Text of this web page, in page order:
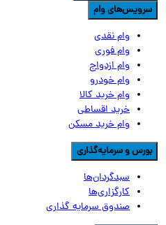
وام
وام نقدی
وام فوری
وام ازدواج
وام خودرو
وام خرید کالا
خرید اقساطی
وام خرید مسکن
و سرمایه‌گذاری
سبدگردان‌ها
کارگزاری‌ها
صندوق سرمایه گذاری